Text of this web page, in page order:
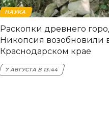
НАУКА
Раскопки древнего
Никопсия возобновили
Краснодарском крае
7 АВГУСТА В 13:44